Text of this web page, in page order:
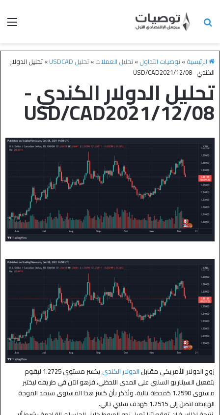
الرئيسية»توصيات التداول»تحليل العملات»تحليل USDCAD »تحليل الدولار
الكندي -USD/CAD2021/12/08
تحليل الدولار الكندي -
USD/CAD2021/12/08
زوج الدولار الأمريكي مقابلالدولار الكندي
يكسر مستوى 1.2725 ليقوم
بتفعيل السيناريو السلبي على المدى اللحظي، فزهو الآن في طريقه ليختبر
مستوى 1.2590 كمحطة تالية، ونُذكر بأن كسر هذا المستوى سيمد الموجة
الهابطة لتصل إلى 1.2515 كهدف سلبي تالي
.